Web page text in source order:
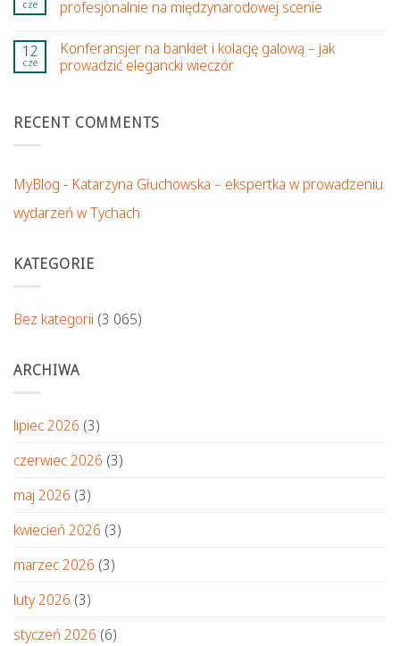
cze
profesjonalnie na międzynarodowej scenie
12
cze
Konferansjer na bankiet i kolację galową – jak
prowadzić elegancki wieczór
RECENT COMMENTS
MyBlog - Katarzyna Głuchowska – ekspertka w prowadzeniu
wydarzeń w Tychach
KATEGORIE
Bez kategorii (3 065)
ARCHIWA
lipiec 2026 (3)
czerwiec 2026 (3)
maj 2026 (3)
kwiecień 2026 (3)
marzec 2026 (3)
luty 2026 (3)
styczeń 2026 (6)